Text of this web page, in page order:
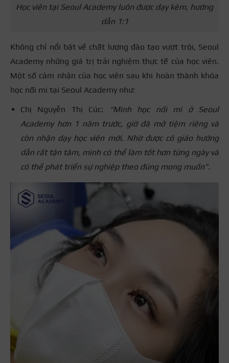
Học viên tại Seoul Academy luôn được dạy kèm, hướng
dẫn 1:1
Không chỉ nổi bật về chất lượng đào tạo vượt trội, Seoul
Academy những giá trị trải nghiệm thực tế của học viên.
Một số cảm nhận của học viên sau khi hoàn thành khóa
học nối mi tại Seoul Academy như:
Chị Nguyễn Thị Cúc:
“Mình học nối mi ở Seoul
Academy hơn 1 năm trước, giờ đã mở tiệm riêng và
còn nhận dạy học viên mới. Nhờ được cô giáo hướng
dẫn rất tận tâm, mình có thể làm tốt hơn từng ngày và
có thể phát triển sự nghiệp theo đúng mong muốn”.